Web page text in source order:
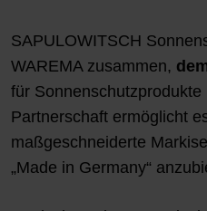
SAPULOWITSCH
WAREMA zusammen,
für
Partnerschaft ermöglicht
maßgeschneiderte
„Made in Germany“